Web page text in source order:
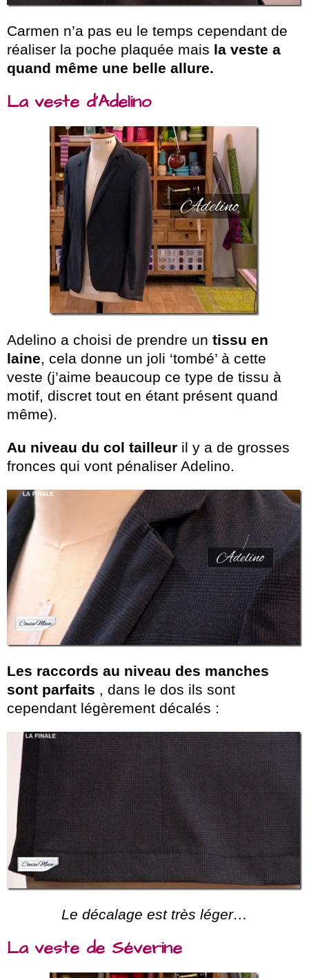
Carmen n’a pas eu le temps cependant de
réaliser la poche plaquée mais la veste a
quand même une belle allure.
La veste d’Adelino
Adelino a choisi de prendre un tissu en
laine , cela donne un joli ‘tombé’ à cette
veste (j’aime beaucoup ce type de tissu à
motif, discret tout en étant présent quand
même).
Au niveau du col tailleur il y a de grosses
fronces qui vont pénaliser Adelino.
Les raccords au niveau des manches
sont parfaits , dans le dos ils sont
cependant légèrement décalés :
Le décalage est très léger…
La veste de Séverine